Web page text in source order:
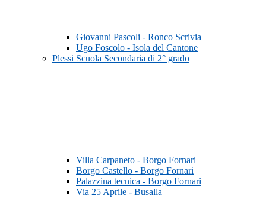
Giovanni Pascoli - Ronco Scrivia
Ugo Foscolo - Isola del Cantone
Plessi Scuola Secondaria di 2° grado
Villa Carpaneto - Borgo Fornari
Borgo Castello - Borgo Fornari
Palazzina tecnica - Borgo Fornari
Via 25 Aprile - Busalla